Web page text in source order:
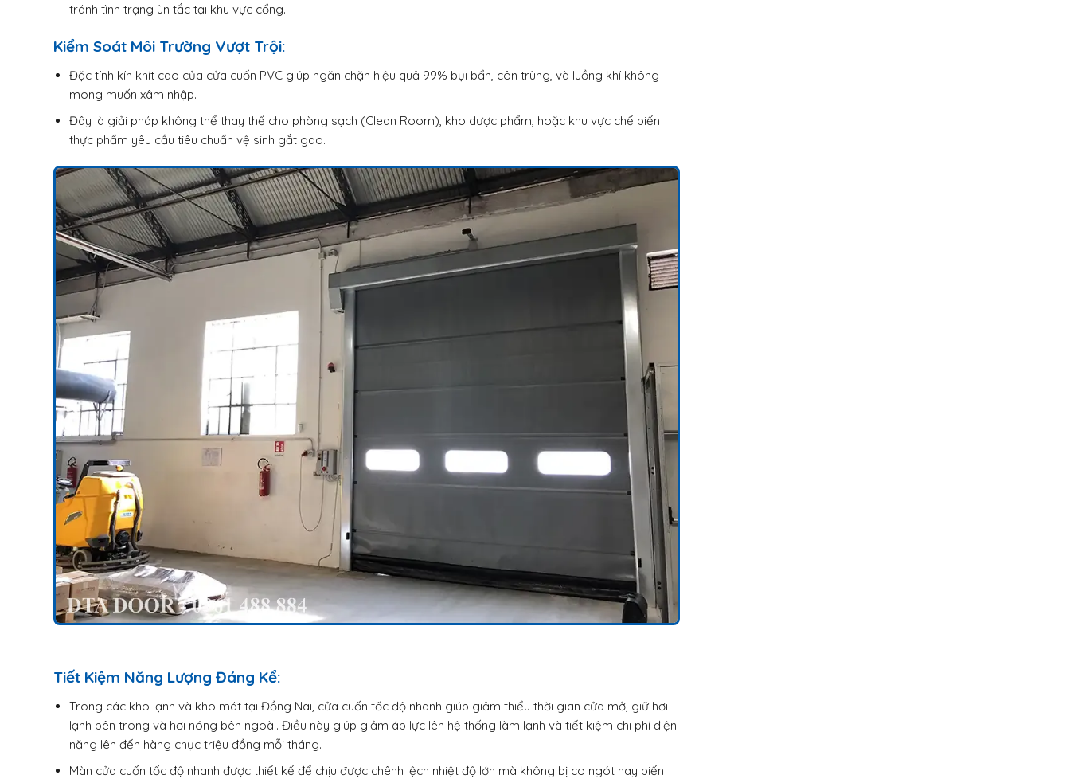
tránh tình trạng ùn tắc tại khu vực cổng.
Kiểm Soát Môi Trường Vượt Trội:
Đặc tính kín khít cao của cửa cuốn PVC giúp ngăn chặn hiệu quả 99% bụi bẩn, côn trùng, và luồng khí không
mong muốn xâm nhập.
Đây là giải pháp không thể thay thế cho phòng sạch (Clean Room), kho dược phẩm, hoặc khu vực chế biến
thực phẩm yêu cầu tiêu chuẩn vệ sinh gắt gao.
Tiết Kiệm Năng Lượng Đáng Kể:
Trong các kho lạnh và kho mát tại Đồng Nai, cửa cuốn tốc độ nhanh giúp giảm thiểu thời gian cửa mở, giữ hơi
lạnh bên trong và hơi nóng bên ngoài. Điều này giúp giảm áp lực lên hệ thống làm lạnh và tiết kiệm chi phí điện
năng lên đến hàng chục triệu đồng mỗi tháng.
Màn cửa cuốn tốc độ nhanh được thiết kế để chịu được chênh lệch nhiệt độ lớn mà không bị co ngót hay biến